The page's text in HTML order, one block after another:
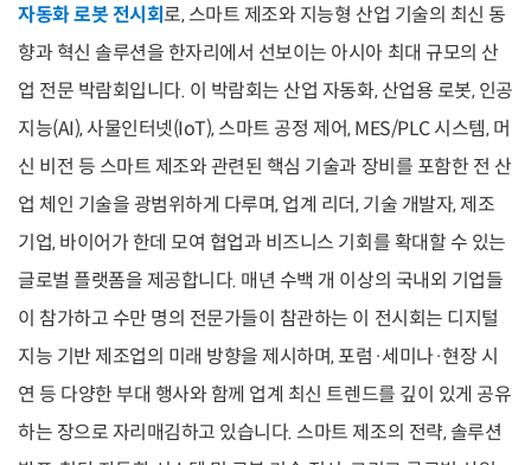
자동화 로봇 전시회로, 스마트 제조와 지능형 산업 기술의 최신 동
향과 혁신 솔루션을 한자리에서 선보이는 아시아 최대 규모의 산
업 전문 박람회입니다. 이 박람회는 산업 자동화, 산업용 로봇, 인공
지능(AI), 사물인터넷(IoT), 스마트 공정 제어, MES/PLC 시스템, 머
신 비전 등 스마트 제조와 관련된 핵심 기술과 장비를 포함한 전 산
업 체인 기술을 광범위하게 다루며, 업계 리더, 기술 개발자, 제조
기업, 바이어가 한데 모여 협업과 비즈니스 기회를 확대할 수 있는
글로벌 플랫폼을 제공합니다. 매년 수백 개 이상의 국내외 기업들
이 참가하고 수만 명의 전문가들이 참관하는 이 전시회는 디지털
지능 기반 제조업의 미래 방향을 제시하며, 포럼·세미나·현장 시
연 등 다양한 부대 행사와 함께 업계 최신 트렌드를 깊이 있게 공유
하는 장으로 자리매김하고 있습니다. 스마트 제조의 전략, 솔루션